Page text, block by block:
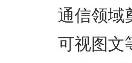
通信领域
可视图文